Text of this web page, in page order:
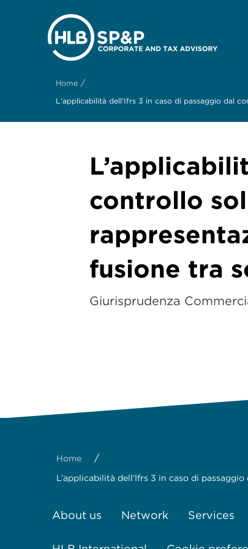
Home /
L’applicabilità dell’Ifrs 3 in caso di passaggio dal
controllo
fusione tra
Giurisprudenza
Home /
L’applicabilità dell’Ifrs 3 in caso di
About us Network Services